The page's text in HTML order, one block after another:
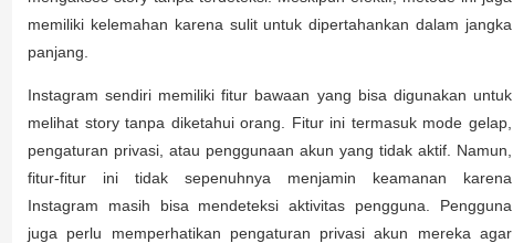
memiliki kelemahan karena sulit untuk dipertahankan dalam jangka
panjang.
Instagram sendiri memiliki fitur bawaan yang bisa digunakan untuk
melihat story tanpa diketahui orang. Fitur ini termasuk mode gelap,
pengaturan privasi, atau penggunaan akun yang tidak aktif. Namun,
fitur-fitur ini tidak sepenuhnya menjamin keamanan karena
Instagram masih bisa mendeteksi aktivitas pengguna. Pengguna
juga perlu memperhatikan pengaturan privasi akun mereka agar